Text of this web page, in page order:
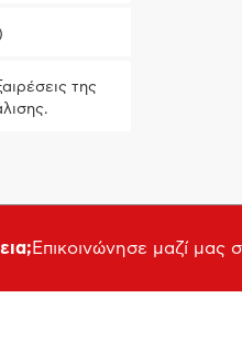
της
Επικοινώνησε μαζί μας